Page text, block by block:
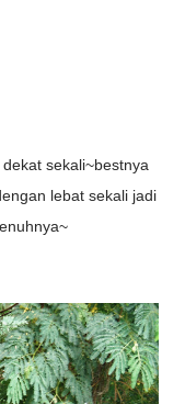
sekali~bestnya
lebat sekali jadi